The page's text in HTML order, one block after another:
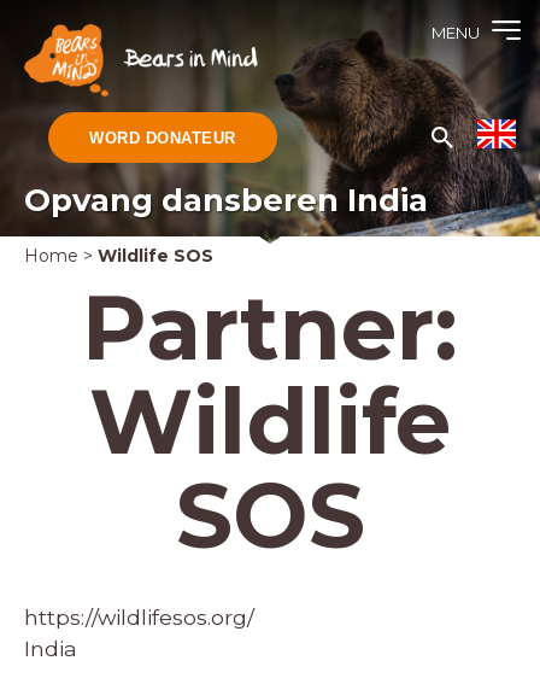
MENU
WORD DONATEUR
Opvang dansberen India
Home > Wildlife SOS
Partner:
Wildlife
SOS
https://wildlifesos.org/
India